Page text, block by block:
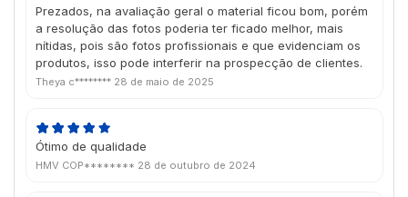
Prezados, na avaliação geral o material ficou bom, porém
a resolução das fotos poderia ter ficado melhor, mais
nítidas, pois são fotos profissionais e que evidenciam os
produtos, isso pode interferir na prospecção de clientes.
Theya c******** 28 de maio de 2025
Ótimo de qualidade
HMV COP******** 28 de outubro de 2024